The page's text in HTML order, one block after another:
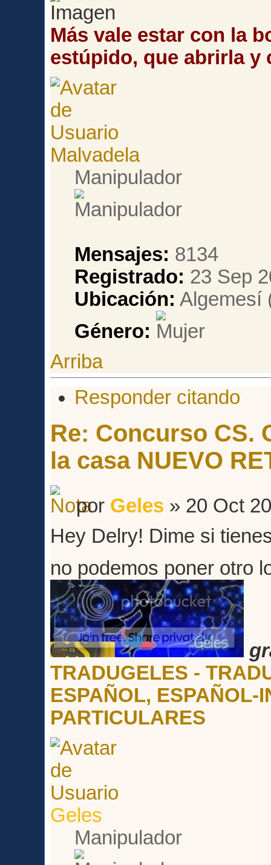
Más vale estar con la
estúpido, que abrirla y
Malvadela
Manipulador
Mensajes: 8134
Registrado: 23 Sep
Ubicación: Algemesí
Género:
Arriba
Responder citando
Re: Concurso CS.
la casa NUEVO
por Geles » 20 Oct
Hey Delry! Dime si
no podemos poner otro
TRADUGELES -
ESPAÑOL, ESPAÑOL-
PARTICULARES
Geles
Manipulador